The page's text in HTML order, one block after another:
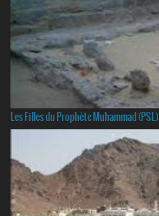
Les Filles du Prophète Muhammad (PSL)